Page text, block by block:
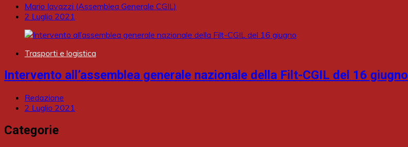
Mario Iavazzi (Assemblea Generale CGIL)
2 Luglio 2021
Trasporti e logistica
Intervento all’assemblea generale nazionale della Filt-CGIL del 16 giugno
Redazione
2 Luglio 2021
Categorie